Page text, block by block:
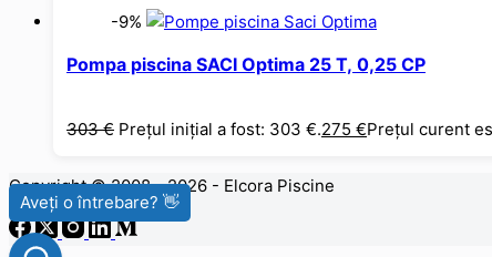
-9%
Pompa piscina SACI Optima 25 T, 0,25 CP
303€ Prețul inițial a fost: 303 €.275 €Prețul curent
Copyright © 2008 - 2026 - Elcora Piscine